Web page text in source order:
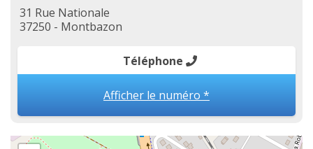
31 Rue Nationale
37250 - Montbazon
Téléphone
Afficher le numéro *